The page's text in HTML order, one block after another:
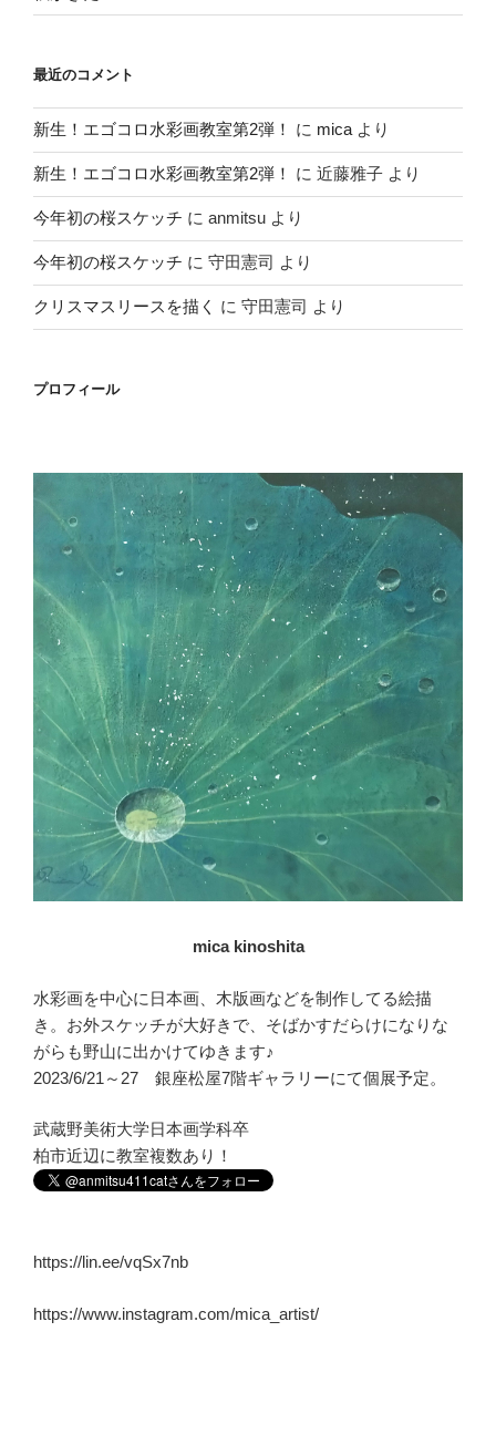
最近のコメント
新生！エゴコロ水彩画教室第2弾！ に mica より
新生！エゴコロ水彩画教室第2弾！ に 近藤雅子 より
今年初の桜スケッチ に anmitsu より
今年初の桜スケッチ に 守田憲司 より
クリスマスリースを描く に 守田憲司 より
プロフィール
mica kinoshita
水彩画を中心に日本画、木版画などを制作してる絵描
き。お外スケッチが大好きで、そばかすだらけになりな
がらも野山に出かけてゆきます♪
2023/6/21～27 銀座松屋7階ギャラリーにて個展予定。
武蔵野美術大学日本画学科卒
柏市近辺に教室複数あり！
https://lin.ee/vqSx7nb
https://www.instagram.com/mica_artist/